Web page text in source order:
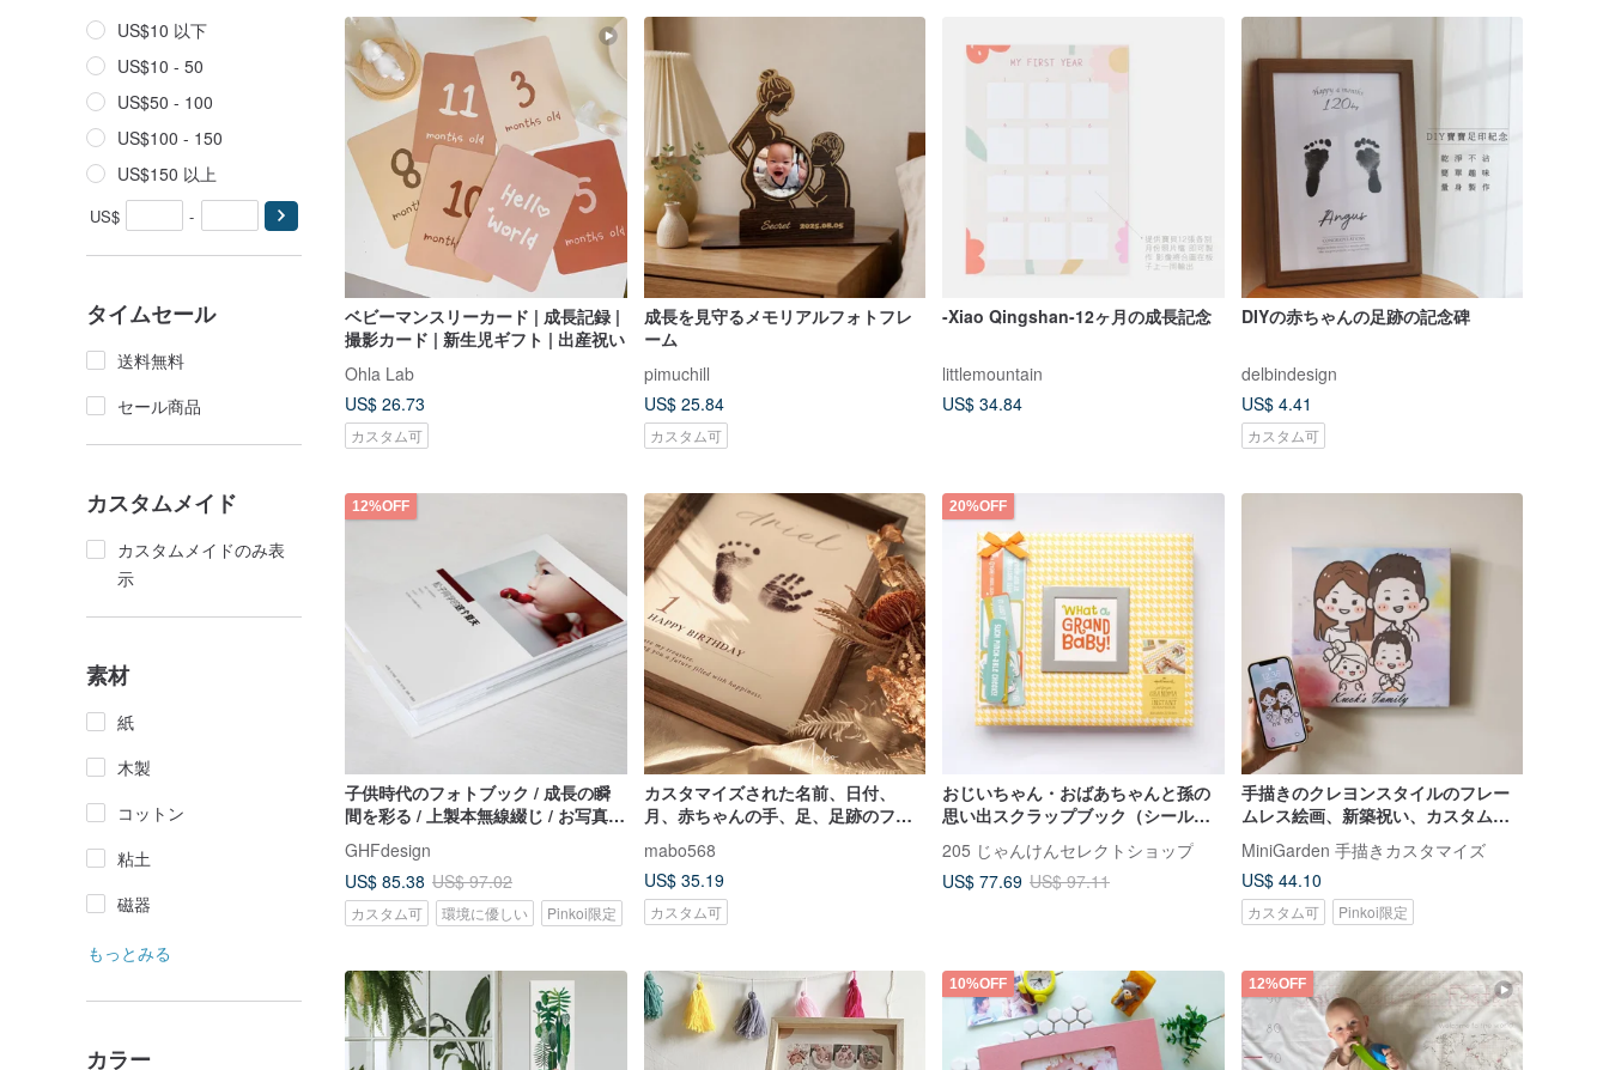
US$10 以下
US$10 - 50
US$50 - 100
US$100 - 150
US$150 以上
US$ -
タイムセール
送料無料
セール商品
カスタムメイド
カスタムメイドのみ表
示
素材
紙
木製
コットン
粘土
磁器
もっとみる
カラー
ベビーマンスリーカード | 成長記録 |
撮影カード | 新生児ギフト | 出産祝い
Ohla Lab
US$ 26.73
カスタム可
成長を見守るメモリアルフォトフレ
ーム
pimuchill
US$ 25.84
カスタム可
-Xiao Qingshan-12ヶ月の成長記念
littlemountain
US$ 34.84
DIYの赤ちゃんの足跡の記念碑
delbindesign
US$ 4.41
カスタム可
12%OFF
子供時代のフォトブック / 成長の瞬
間を彩る / 上製本無線綴じ / お写真提
供によるデザイン印刷
GHFdesign
US$ 85.38 US$ 97.02
カスタム可 環境に優しい Pinkoi限定
カスタマイズされた名前、日付、
月、赤ちゃんの手、足、足跡のフォ
トフレーム
mabo568
US$ 35.19
カスタム可
20%OFF
おじいちゃん・おばあちゃんと孫の
思い出スクラップブック（シール付
き）【Hallmark-フォトアルバム/記
念ブック】
205 じゃんけんセレクトショップ
US$ 77.69 US$ 97.11
手描きのクレヨンスタイルのフレー
ムレス絵画、新築祝い、カスタムホ
ームデコレーション
MiniGarden 手描きカスタマイズ
US$ 44.10
カスタム可 Pinkoi限定
10%OFF 12%OFF